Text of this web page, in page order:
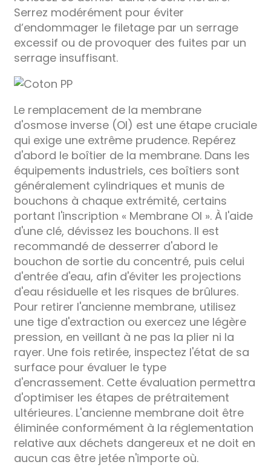
Serrez modérément pour éviter
d’endommager le filetage par un serrage
excessif ou de provoquer des fuites par un
serrage insuffisant.
Le remplacement de la membrane
d'osmose inverse (OI) est une étape cruciale
qui exige une extrême prudence. Repérez
d'abord le boîtier de la membrane. Dans les
équipements industriels, ces boîtiers sont
généralement cylindriques et munis de
bouchons à chaque extrémité, certains
portant l'inscription « Membrane OI ». À l'aide
d'une clé, dévissez les bouchons. Il est
recommandé de desserrer d'abord le
bouchon de sortie du concentré, puis celui
d'entrée d'eau, afin d'éviter les projections
d'eau résiduelle et les risques de brûlures.
Pour retirer l'ancienne membrane, utilisez
une tige d'extraction ou exercez une légère
pression, en veillant à ne pas la plier ni la
rayer. Une fois retirée, inspectez l'état de sa
surface pour évaluer le type
d'encrassement. Cette évaluation permettra
d'optimiser les étapes de prétraitement
ultérieures. L'ancienne membrane doit être
éliminée conformément à la réglementation
relative aux déchets dangereux et ne doit en
aucun cas être jetée n'importe où.